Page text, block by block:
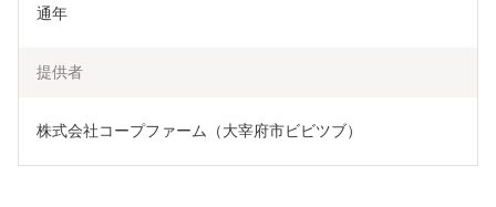
通年
提供者
株式会社コープファーム（大宰府市ビビツブ）